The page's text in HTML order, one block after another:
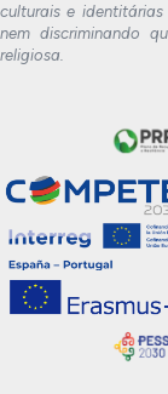
culturais e
nem discriminando
religiosa.